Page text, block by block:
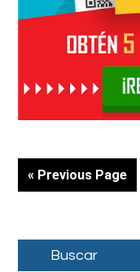
« Previous Page
Buscar